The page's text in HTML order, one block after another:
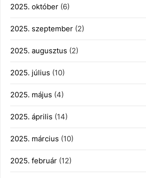
2025. október (6)
2025. szeptember (2)
2025. augusztus (2)
2025. július (10)
2025. május (4)
2025. április (14)
2025. március (10)
2025. február (12)